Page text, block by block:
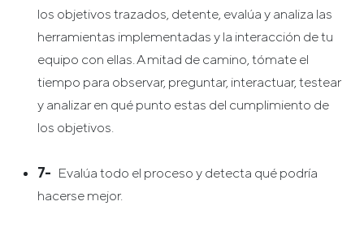
los objetivos trazados, detente, evalúa y analiza las
herramientas implementadas y la interacción de tu
equipo con ellas. A mitad de camino, tómate el
tiempo para observar, preguntar, interactuar, testear
y analizar en qué punto estas del cumplimiento de
los objetivos.
7- Evalúa todo el proceso y detecta qué podría
hacerse mejor.